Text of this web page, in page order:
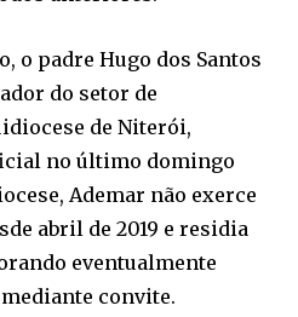
o padre Hugo dos Santos
do setor de
de Niterói,
no último domingo
Ademar não exerce
abril de 2019 e residia
eventualmente
convite.